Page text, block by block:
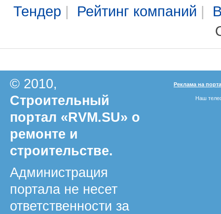
Тендер | Рейтинг компаний |
© 2010,
Строительный
портал «RVM.SU» о
ремонте и
строительстве.
Администрация
портала не несет
ответственности за
Реклама на
Наш